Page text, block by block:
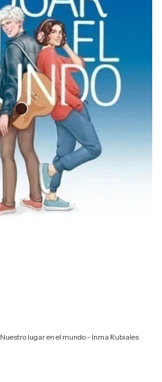
Nuestro lugar en el mundo - Inma Rubiales